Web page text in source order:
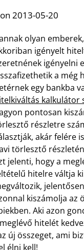
2013-05-20
olyan
igényelt
igényelni
a még
egy bankba
kalkulátor
pontosan
részletre
akár felére
törlesztő
jelenti, hogy a
hitelre váltja
kiszámolja az
Aki azon
hitelét
új összeget, ami
élni kell!